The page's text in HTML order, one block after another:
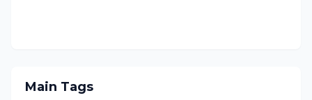
Main Tags